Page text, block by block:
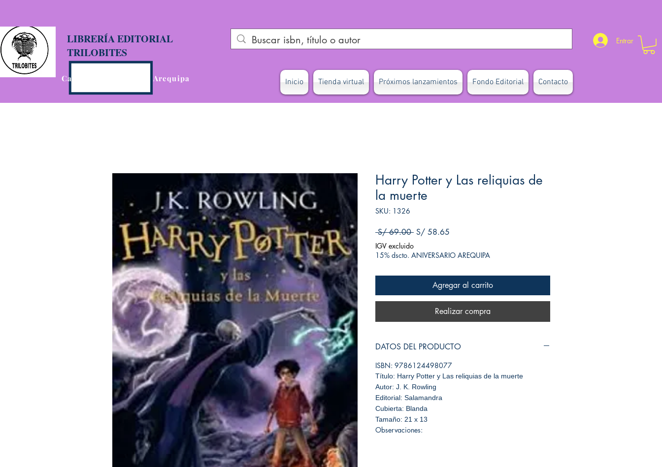
LIBRERÍA EDITORIAL
TRILOBITES
Calle San Agustín 201, Arequipa
Entrar
Inicio Tienda virtual Próximos lanzamientos Fondo Editorial Contacto
Harry Potter y Las reliquias de
la muerte
SKU: 1326
S/ 69.00 Precio
S/ 58.65
IGV excluido
15% dscto. ANIVERSARIO AREQUIPA
Agregar al carrito
Realizar compra
DATOS DEL PRODUCTO
ISBN: 9786124498077
Título: Harry Potter y Las reliquias de la muerte
Autor: J. K. Rowling
Editorial: Salamandra
Cubierta: Blanda
Tamaño: 21 x 13
Observaciones: